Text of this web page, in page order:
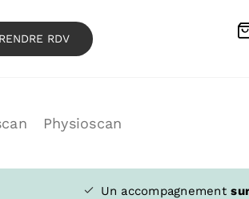
RDV
Physioscan
Un accompagnement